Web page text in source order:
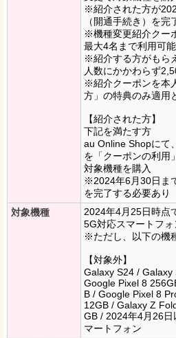
※紹介された方が
（開通手続き）を完
※機種変更紹介クー
最大4名まで利用可能
※紹介する方がもら
人数にかかわらず
※紹介クーポンを本
方」の特典のみ適用
【紹介された方】
下記を満たす方
au Online Shopにて
を「クーポンの利用
対象機種を購入
※2024年6月30日ま
を完了する必要あり
対象機種
2024年4月25日時点
5G対応スマートフォ
※ただし、以下の機
【対象外】
Galaxy S24 /
Google Pixel 8
B / Google Pixel 8
12GB / Galaxy Z
GB / 2024年4月26日
マートフォン